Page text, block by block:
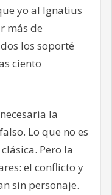
yo al Ignatius
más de
los soporté
ciento
la
Lo que no es
Pero la
el conflicto y
sin personaje.